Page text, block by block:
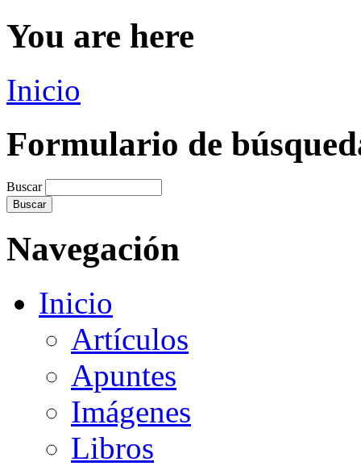
You are here
Inicio
Formulario de
Buscar
Navegación
Inicio
Artículos
Apuntes
Imágenes
Libros